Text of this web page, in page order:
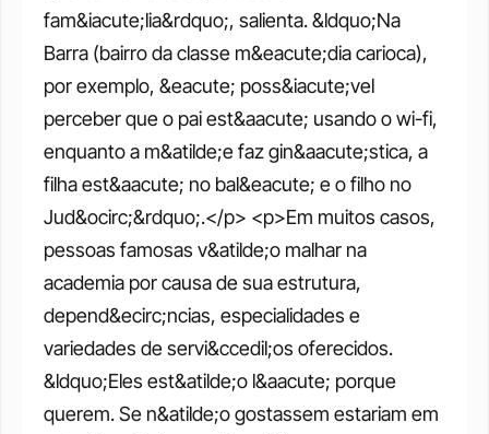
fam&iacute;lia&rdquo;, salienta. &ldquo;Na
Barra (bairro da classe m&eacute;dia carioca),
por exemplo, &eacute; poss&iacute;vel
perceber que o pai est&aacute; usando o wi-fi,
enquanto a m&atilde;e faz gin&aacute;stica, a
filha est&aacute; no bal&eacute; e o filho no
Jud&ocirc;&rdquo;.</p> <p>Em muitos casos,
pessoas famosas v&atilde;o malhar na
academia por causa de sua estrutura,
depend&ecirc;ncias, especialidades e
variedades de servi&ccedil;os oferecidos.
&ldquo;Eles est&atilde;o l&aacute; porque
querem. Se n&atilde;o gostassem estariam em